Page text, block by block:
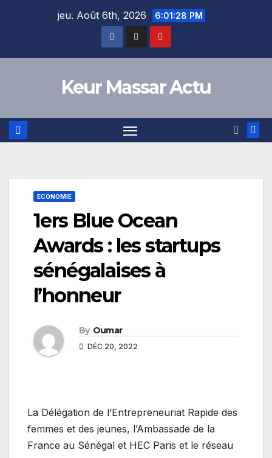
jeu. Août 6th, 2026 6:01:28 PM
Keur Massar Actu
ECONOMIE
1ers Blue Ocean
Awards : les startups
sénégalaises à
l’honneur
By Oumar
DÉC 20, 2022
La Délégation de l’Entrepreneuriat Rapide des
femmes et des jeunes, l’Ambassade de la
France au Sénégal et HEC Paris et le réseau